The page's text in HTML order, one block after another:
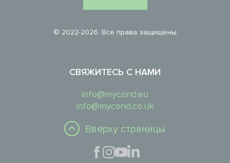
© 2022-2026. Все права защищены
СВЯЖИТЕСЬ С НАМИ
info@mycond.eu
info@mycond.co.uk
Вверху страницы